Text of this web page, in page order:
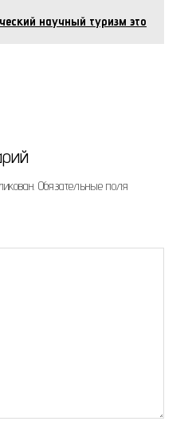
научный туризм это
Обязательные поля